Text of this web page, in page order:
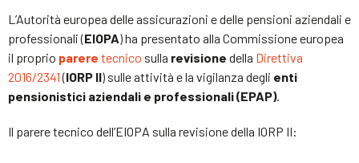
L’Autorità europea delle assicurazioni e delle pensioni aziendali e
professionali (EIOPA) ha presentato alla Commissione europea
il proprio parere tecnico sulla revisione della Direttiva
2016/2341(IORP II) sulle attività e la vigilanza degli enti
pensionistici aziendali e professionali (EPAP).
Il parere tecnico dell’EIOPA sulla revisione della IORP II: